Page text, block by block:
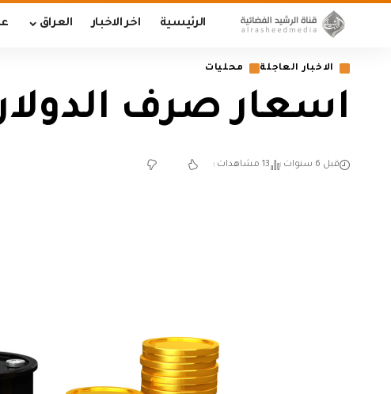
الرئيسية اخر الاخبار العراق
الاخبار العاجلة محليات
اسعار صرف
قبل 6 سنوات 13 مشاهدات